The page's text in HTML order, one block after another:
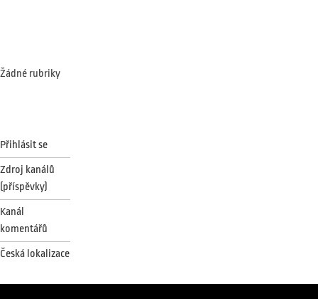
Žádné rubriky
Přihlásit se
Zdroj kanálů
(příspěvky)
Kanál
komentářů
Česká lokalizace